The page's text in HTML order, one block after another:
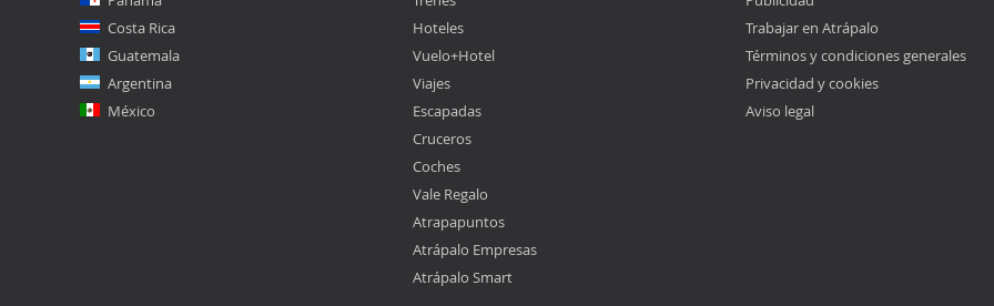
Costa Rica
Guatemala
Argentina
México
Hoteles
Vuelo+Hotel
Viajes
Escapadas
Cruceros
Coches
Vale Regalo
Atrapapuntos
Atrápalo Empresas
Atrápalo Smart
Trabajar en Atrápalo
Términos y condiciones generales
Privacidad y cookies
Aviso legal